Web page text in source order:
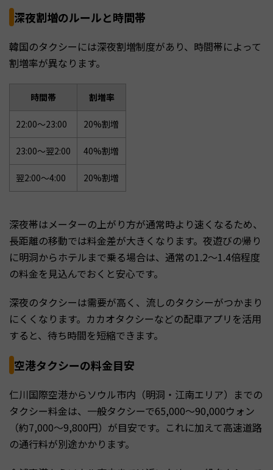
深夜割増のルールと時間帯
韓国のタクシーには深夜割増制度があり、時間帯によって
割増率が異なります。
時間帯 割増率
22:00〜23:00 20%割増
23:00〜翌2:00 40%割増
翌2:00〜4:00 20%割増
深夜帯はメーターの上がり方が通常時より速くなるため、
長距離の移動では料金差が大きくなります。夜遊びの帰り
に明洞からホテルまで乗る場合は、通常の1.2〜1.4倍程度
の料金を見込んでおくと安心です。
深夜のタクシーは需要が高く、流しのタクシーがつかまり
にくくなります。カカオタクシーなどの配車アプリを活用
すると、待ち時間を短縮できます。
空港タクシーの料金目安
仁川国際空港からソウル市内（明洞・江南エリア）までの
タクシー料金は、一般タクシーで65,000〜90,000ウォン
（約7,000〜9,800円）が目安です。これに加えて高速道路
の通行料が別途かかります。